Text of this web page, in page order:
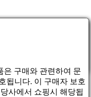
은 구매와 관련하여 문
됩니다. 이 구매자 보호
사에서 쇼핑시 해당됩